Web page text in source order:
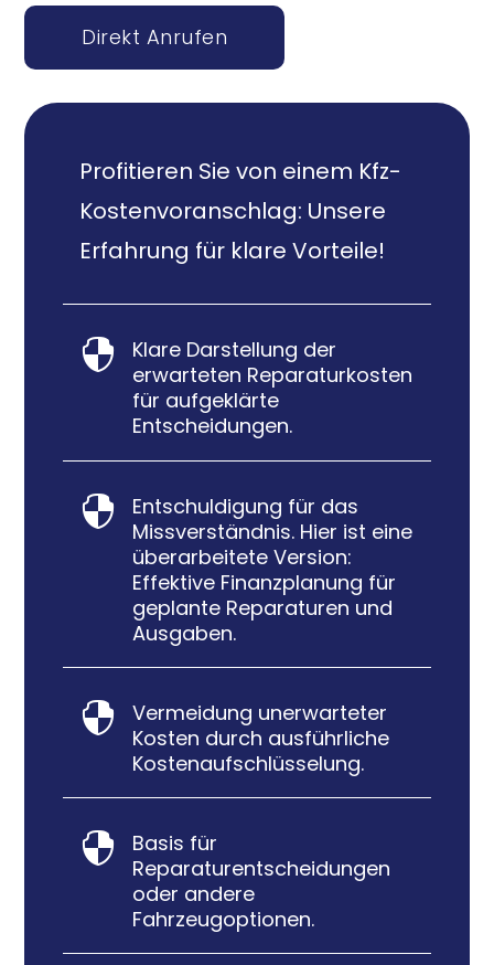
Direkt Anrufen
Profitieren Sie von einem Kfz-
Kostenvoranschlag: Unsere
Erfahrung für klare Vorteile!

Klare Darstellung der
erwarteten Reparaturkosten
für aufgeklärte
Entscheidungen.

Entschuldigung für das
Missverständnis. Hier ist eine
überarbeitete Version:
Effektive Finanzplanung für
geplante Reparaturen und
Ausgaben.

Vermeidung unerwarteter
Kosten durch ausführliche
Kostenaufschlüsselung.

Basis für
Reparaturentscheidungen
oder andere
Fahrzeugoptionen.